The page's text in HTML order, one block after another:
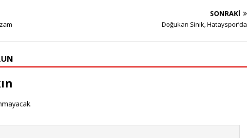
SONRAKI
Doğukan Sinik, Hatayspor’da